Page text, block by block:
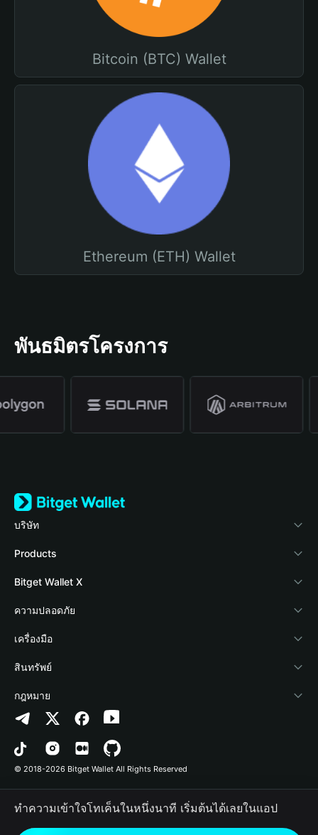
Bitcoin (BTC) Wallet
Ethereum (ETH) Wallet
พันธมิตรโครงการ
บริษัท
เกี่ยวกับ Bitget Wallet
Blog
Academy
ข่าวสารด้านคริปโต
ศูนย์ช่วยเหลือ
ติดต่อเรา
ทรัพยากรข้อมูลของแบรนด์
อาชีพ
Products
Crypto Card
Stablecoin Earn
Payfi Crypto
Crypto Swap API
Altcoin Season Index
Prediction Markets
DApp
RWA
Bitget Wallet X
นักพัฒนา
เชื่อมต่อ Wallet
Bitget Wallet Pay
ลิสต์โปรเจกต์
ความปลอดภัย
Protection Fund
เทคโนโลยีความปลอดภัย
เครื่องมือ
ซื้อคริปโต
การตรวจจับการอนุญาต
การตรวจจับสัญญา
การโอนเป็นชุด
สินทรัพย์
Arbitrum
Avalanche
Bitcoin
Polygon
กฎหมาย
นโยบายความเป็นส่วนตัว
ข้อตกลงในการใช้บริการ
© 2018-2026 Bitget Wallet All Rights Reserved
ทำความเข้าใจโทเค็นในหนึ่งนาที เริ่มต้นได้เลยในแอป